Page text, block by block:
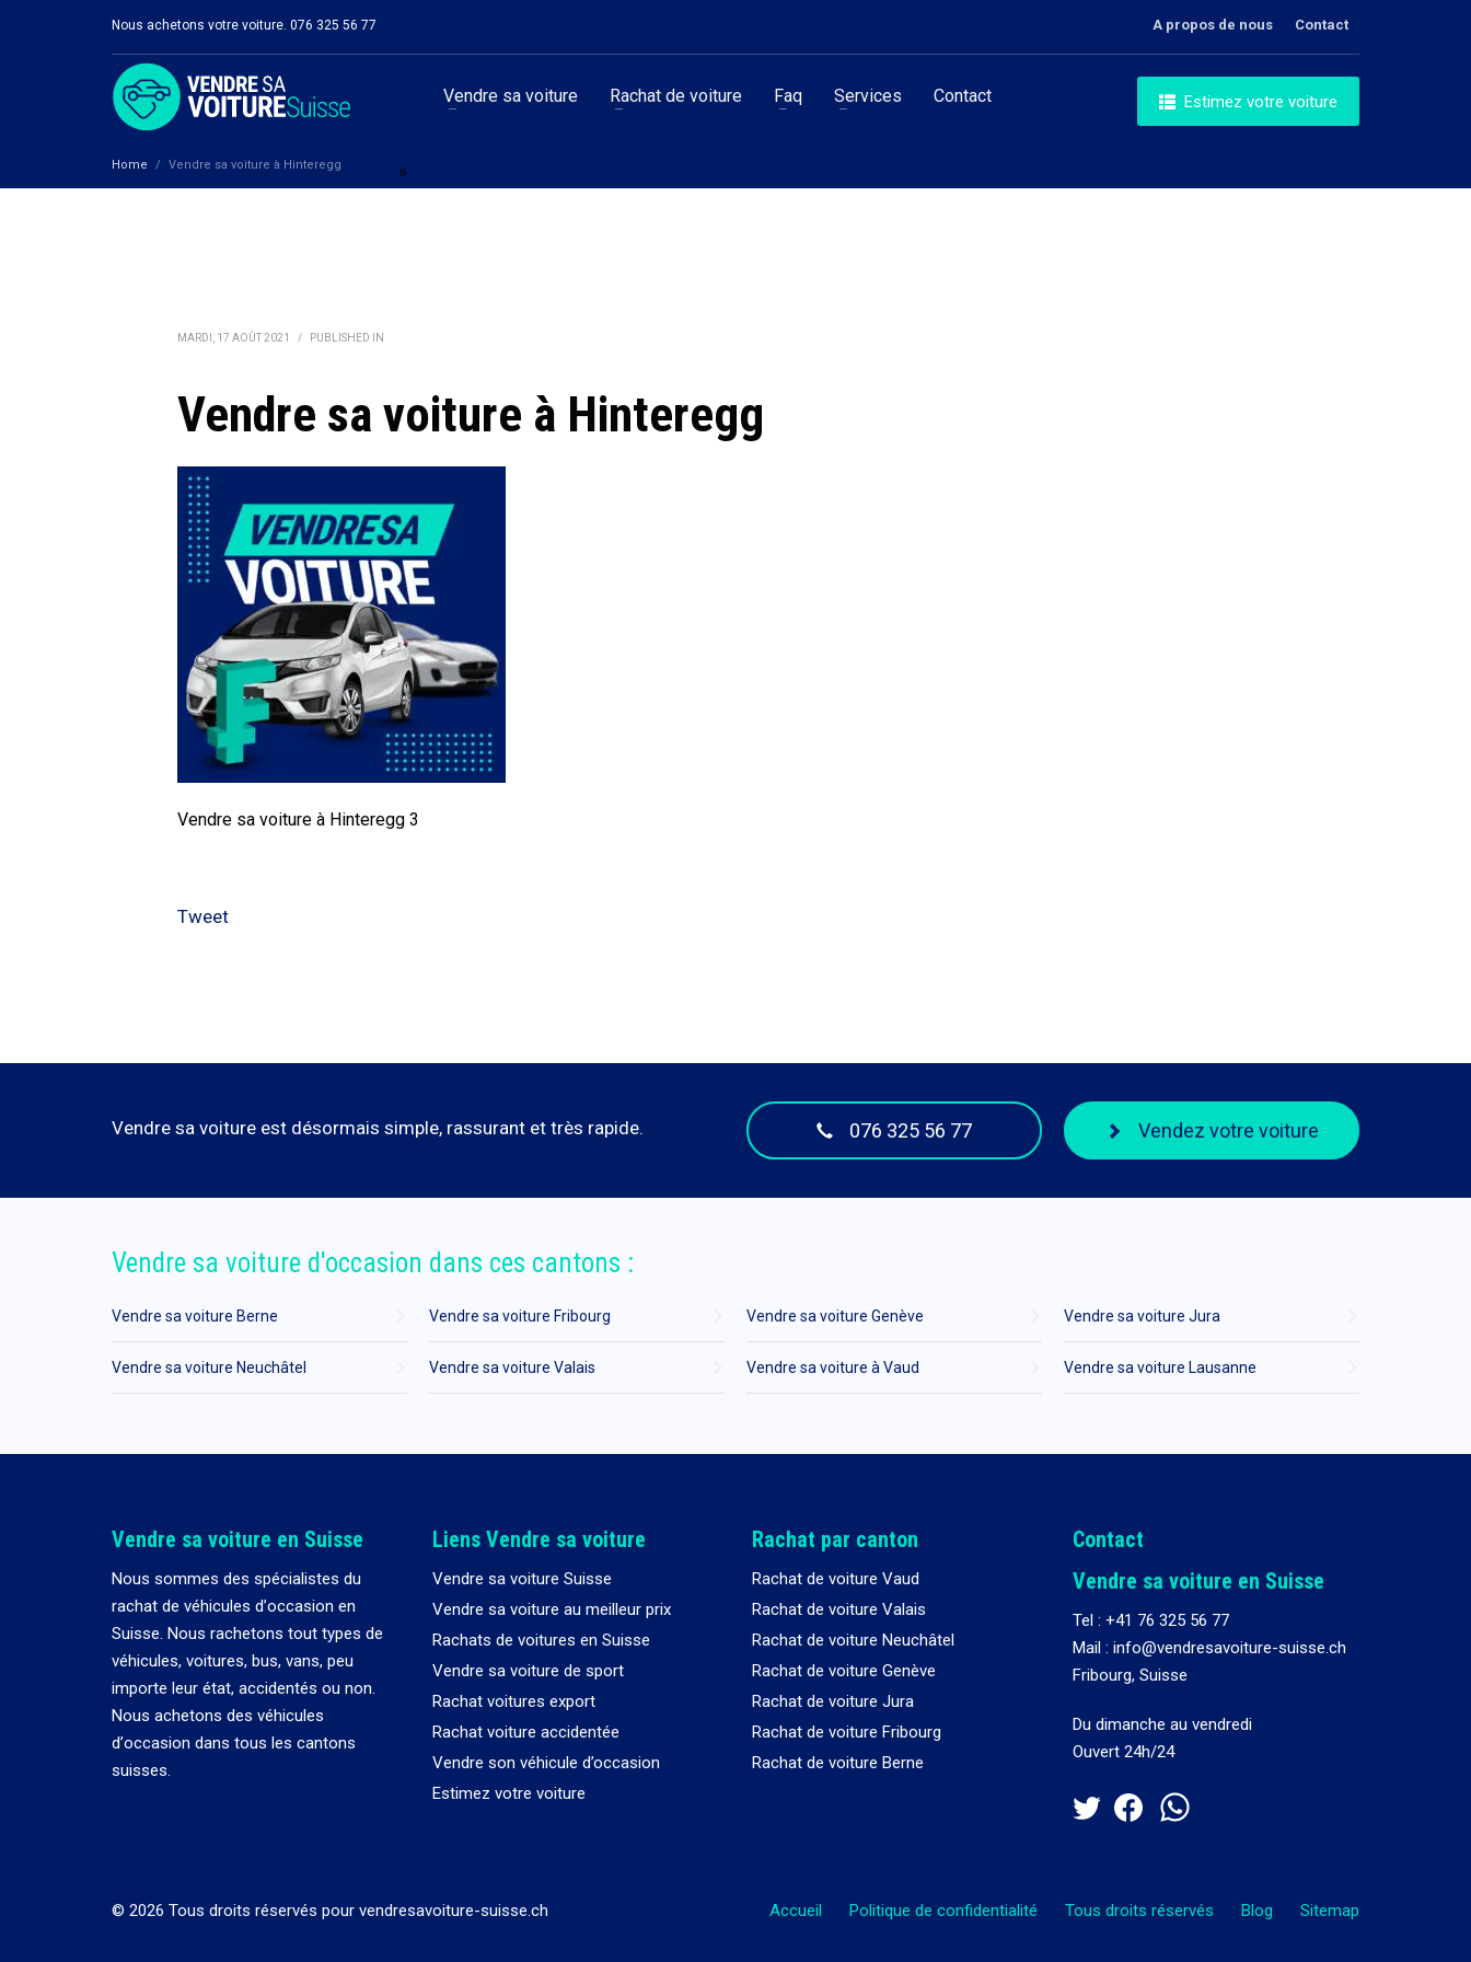
Nous achetons votre voiture. 076 325 56 77 A propos de nous Contact
Vendre sa voiture Rachat de voiture Faq Services Contact Estimez votre voiture
Home »
Vendre sa voiture à Hinteregg
MARDI, 17 AOÛT 2021 / PUBLISHED IN
Vendre sa voiture à Hinteregg
Vendre sa voiture à Hinteregg 3
Tweet
Vendre sa voiture est désormais simple, rassurant et très rapide. 076 325 56 77 Vendez votre voiture
Vendre sa voiture d'occasion dans ces cantons :
Vendre sa voiture Berne Vendre sa voiture Fribourg Vendre sa voiture Genève Vendre sa voiture Jura
Vendre sa voiture Neuchâtel Vendre sa voiture Valais Vendre sa voiture à Vaud Vendre sa voiture Lausanne
Vendre sa voiture en Suisse
Nous sommes des spécialistes du
rachat de véhicules d’occasion en
Suisse. Nous rachetons tout types de
véhicules, voitures, bus, vans, peu
importe leur état, accidentés ou non.
Nous achetons des véhicules
d’occasion dans tous les cantons
suisses.
Liens Vendre sa voiture
Vendre sa voiture Suisse
Vendre sa voiture au meilleur prix
Rachats de voitures en Suisse
Vendre sa voiture de sport
Rachat voitures export
Rachat voiture accidentée
Vendre son véhicule d’occasion
Estimez votre voiture
Rachat par canton
Rachat de voiture Vaud
Rachat de voiture Valais
Rachat de voiture Neuchâtel
Rachat de voiture Genève
Rachat de voiture Jura
Rachat de voiture Fribourg
Rachat de voiture Berne
Contact
Vendre sa voiture en Suisse
Tel : +41 76 325 56 77
Mail : info@vendresavoiture-suisse.ch
Fribourg, Suisse
Du dimanche au vendredi
Ouvert 24h/24
Accueil Politique de confidentialité Tous droits réservés Blog Sitemap
© 2026 Tous droits réservés pour vendresavoiture-suisse.ch